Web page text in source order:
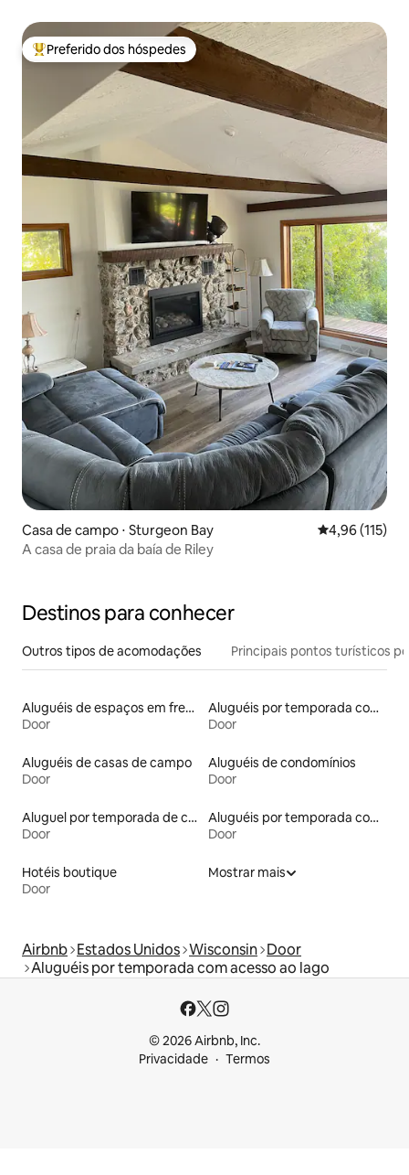
Entre os melhores preferidos dos hóspedes
Preferido dos hóspedes
Casa de campo ⋅ Sturgeon Bay 4,96 de uma
4,96 (115)
A casa de praia da baía de Riley
Destinos para conhecer
Outros tipos de acomodações Principais pontos turísticos
Aluguéis de espaços em frente à praia
Door
Aluguéis por temporada com acesso à praia
Door
Aluguéis de casas de campo
Door
Aluguéis de condomínios
Door
Aluguel por temporada de casas de hóspedes
Door
Aluguéis por temporada com banheira de hidromassagem
Door
Hotéis boutique
Door
Mostrar mais
Airbnb Estados Unidos Wisconsin Door
Aluguéis por temporada com acesso ao lago
© 2026 Airbnb, Inc.
Privacidade
Termos